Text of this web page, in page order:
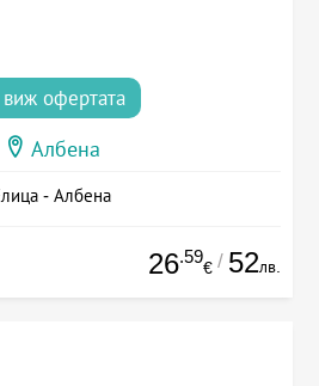
виж офертата
Албена
- Албена
26.59
€ / 52лв.